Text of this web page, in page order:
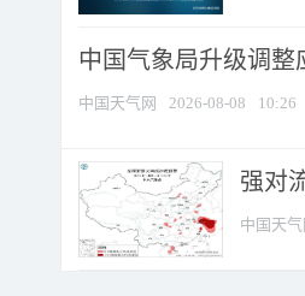
中国气象局升级调
中国天气网 2026-08-08 10:26
强对
中国天气